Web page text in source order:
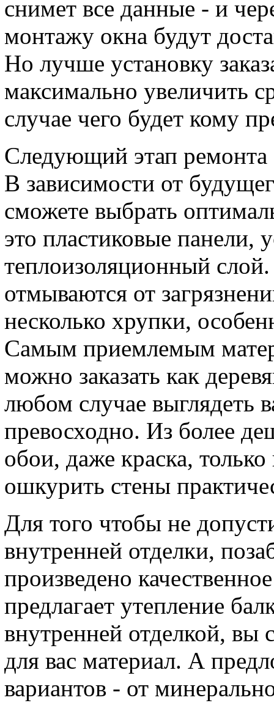
снимет все данные - и
монтажу окна будут
Но лучше установку
максимально увеличить
случае чего будет кому
Следующий этап ремонта
В зависимости от
сможете выбрать
это пластиковые панели,
теплоизоляционный
отмываются от
несколько хрупки,
Самым приемлемым
можно заказать как
любом случае выглядеть
превосходно. Из более
обои, даже краска,
ошкурить стены
Для того чтобы не
внутренней отделки,
произведено
предлагает утепление
внутренней отделкой,
для вас материал. А
вариантов - от